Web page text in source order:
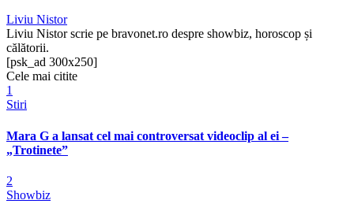
Liviu Nistor
Liviu Nistor scrie pe bravonet.ro despre showbiz, horoscop și
călătorii.
[psk_ad 300x250]
Cele mai citite
1
Stiri
Mara G a lansat cel mai controversat videoclip al ei –
„Trotinete”
2
Showbiz